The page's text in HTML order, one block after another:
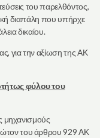
του παρελθόντος,
διαπάλη που υπήρχε
δικαίου.
για την αξίωση της ΑΚ
φύλου του
μηχανισμούς
του άρθρου 929 ΑΚ